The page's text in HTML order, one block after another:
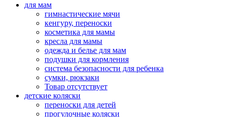
для мам
гимнастические мячи
кенгуру, переноски
косметика для мамы
кресла для мамы
одежда и белье для мам
подушки для кормления
система безопасности для ребенка
сумки, рюкзаки
Товар отсутствует
детские коляски
переноски для детей
прогулочные коляски